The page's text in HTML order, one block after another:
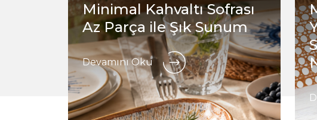
Minimal Kahvaltı Sofrası
Az Parça ile Şık Sunum
Devamını Oku